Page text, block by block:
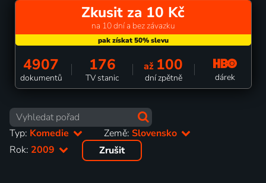
Zkusit za 10 Kč
na 10 dní a bez závazku
4907
dokumentů
176
TV stanic
až 100
dní zpětně dárek
Typ: Komedie Země:Slovensko
Rok: 2009 Zrušit